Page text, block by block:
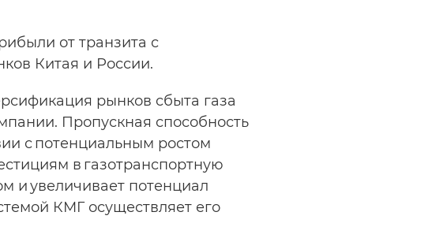
от транзита с
Китая и России.
рынков сбыта газа
Пропускная способность
с потенциальным ростом
в газотранспортную
и увеличивает потенциал
КМГ осуществляет его